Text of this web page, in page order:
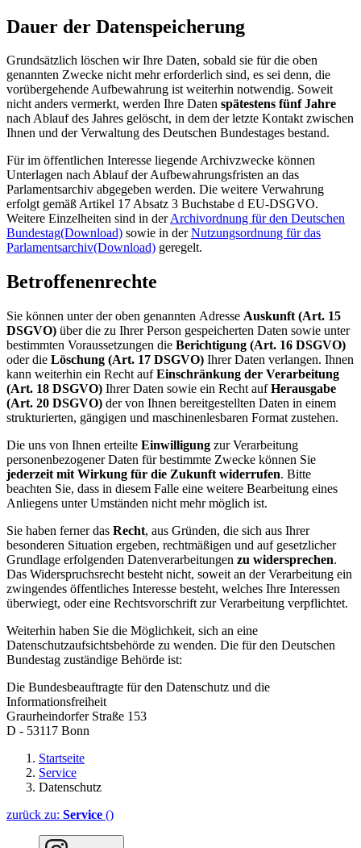
Dauer der Datenspeicherung
Grundsätzlich löschen wir Ihre Daten, sobald sie für die oben
genannten Zwecke nicht mehr erforderlich sind, es sei denn, die
vorübergehende Aufbewahrung ist weiterhin notwendig. Soweit
nicht anders vermerkt, werden Ihre Daten spätestens fünf Jahre
nach Ablauf des Jahres gelöscht, in dem der letzte Kontakt zwischen
Ihnen und der Verwaltung des Deutschen Bundestages bestand.
Für im öffentlichen Interesse liegende Archivzwecke können
Unterlagen nach Ablauf der Aufbewahrungsfristen an das
Parlamentsarchiv abgegeben werden. Die weitere Verwahrung
erfolgt gemäß Artikel 17 Absatz 3 Buchstabe d EU-DSGVO.
Weitere Einzelheiten sind in derArchivordnung für den Deutschen
Bundestag(Download) sowie in derNutzungsordnung für das
Parlamentsarchiv(Download) geregelt.
Betroffenenrechte
Sie können unter der oben genannten Adresse Auskunft (Art. 15
DSGVO) über die zu Ihrer Person gespeicherten Daten sowie unter
bestimmten Voraussetzungen die Berichtigung (Art. 16 DSGVO)
oder die Löschung (Art. 17 DSGVO) Ihrer Daten verlangen. Ihnen
kann weiterhin ein Recht aufEinschränkung der Verarbeitung
(Art. 18 DSGVO) Ihrer Daten sowie ein Recht aufHerausgabe
(Art. 20 DSGVO) der von Ihnen bereitgestellten Daten in einem
strukturierten, gängigen und maschinenlesbaren Format zustehen.
Die uns von Ihnen erteilte Einwilligung zur Verarbeitung
personenbezogener Daten für bestimmte Zwecke können Sie
jederzeit mit Wirkung für die Zukunft widerrufen. Bitte
beachten Sie, dass in diesem Falle eine weitere Bearbeitung eines
Anliegens unter Umständen nicht mehr möglich ist.
Sie haben ferner das Recht, aus Gründen, die sich aus Ihrer
besonderen Situation ergeben, rechtmäßigen und auf gesetzlicher
Grundlage erfolgenden Datenverarbeitungen zu widersprechen.
Das Widerspruchsrecht besteht nicht, soweit an der Verarbeitung ein
zwingendes öffentliches Interesse besteht, welches Ihre Interessen
überwiegt, oder eine Rechtsvorschrift zur Verarbeitung verpflichtet.
Weiterhin haben Sie die Möglichkeit, sich an eine
Datenschutzaufsichtsbehörde zu wenden. Die für den Deutschen
Bundestag zuständige Behörde ist:
Die Bundesbeauftragte für den Datenschutz und die
Informationsfreiheit
Graurheindorfer Straße 153
D - 53117 Bonn
Startseite
Service
Datenschutz
zurück zu: Service ()